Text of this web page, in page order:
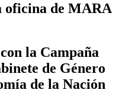
oficina de MARA
la Campaña
de Género
de la Nación